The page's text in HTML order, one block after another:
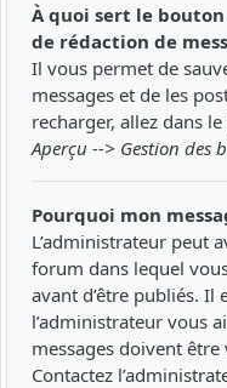
À quoi sert le
de rédaction de
Il vous permet de
messages et de les
recharger, allez dans
Aperçu --> Gestion des
Pourquoi mon
L’administrateur peut
forum dans lequel
avant d’être publiés. Il
l’administrateur vous
messages doivent être
Contactez